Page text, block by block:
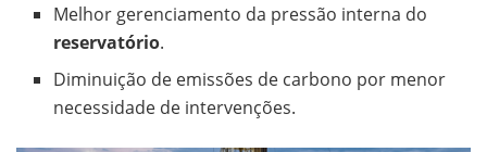
Melhor gerenciamento da pressão interna do
reservatório.
Diminuição de emissões de carbono por menor
necessidade de intervenções.